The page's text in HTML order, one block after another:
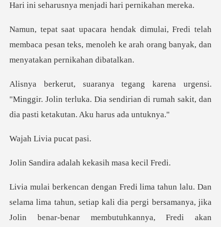
ya menjadi hari p
telah
membaca pesan teks, menoleh ke arah oran
Minggir. Jolin terluka. Dia sendirian di rumah saki
via puca
dalah kekasih m
lama lima tahun, setiap kali dia pergi bersamanya, jika
Jo